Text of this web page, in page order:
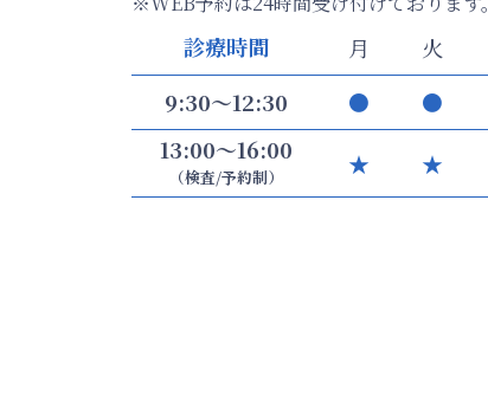
診療時間 月 火
9:30～12:30
● ●
13:00～16:00
（検査/予約制） ★ ★